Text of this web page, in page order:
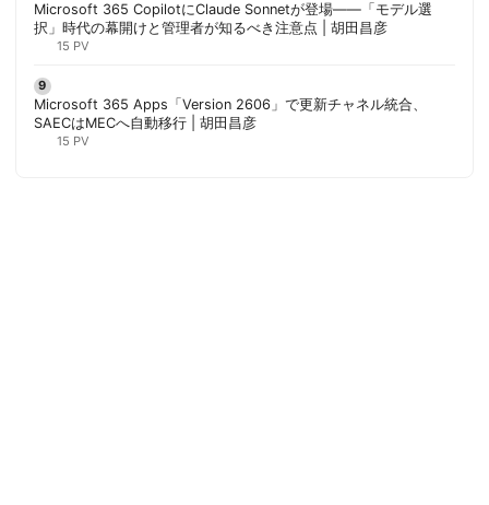
Microsoft 365 CopilotにClaude Sonnetが登場——「モデル選
択」時代の幕開けと管理者が知るべき注意点 | 胡田昌彦
15 PV
Microsoft 365 Apps「Version 2606」で更新チャネル統合、
SAECはMECへ自動移行 | 胡田昌彦
15 PV